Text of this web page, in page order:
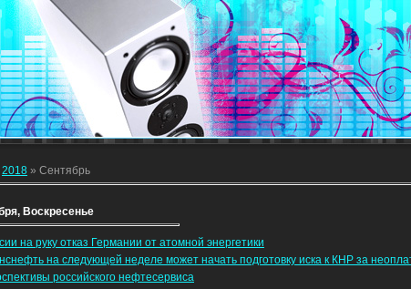
2018 » Сентябрь
Воскресенье
на руку отказ Германии от атомной энергетики
на следующей неделе может начать подготовку иска к КНР за
российского нефтесервиса